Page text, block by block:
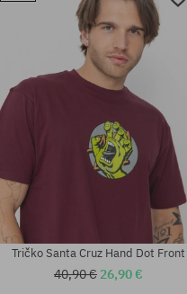
Dostupné veľkosti:
Tričko Santa Cruz Hand Dot Front
40,90 € 26,90 €